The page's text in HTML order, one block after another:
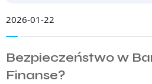
2026-01-22
Bezpieczeństwo w
Finanse?